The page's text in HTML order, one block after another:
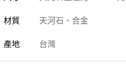
材質 天河石、合金
產地 台灣